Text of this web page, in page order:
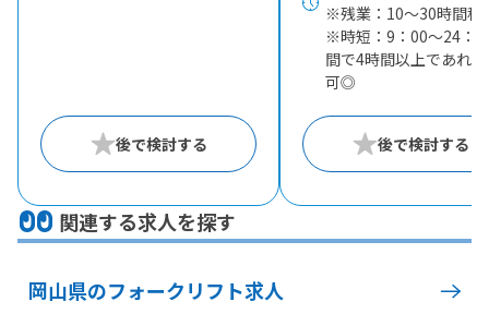
※残業：10〜30時間程
※時短：9：00～24：
間で4時間以上であれ
可◎
関連する求人を探す
岡山県のフォークリフト求人